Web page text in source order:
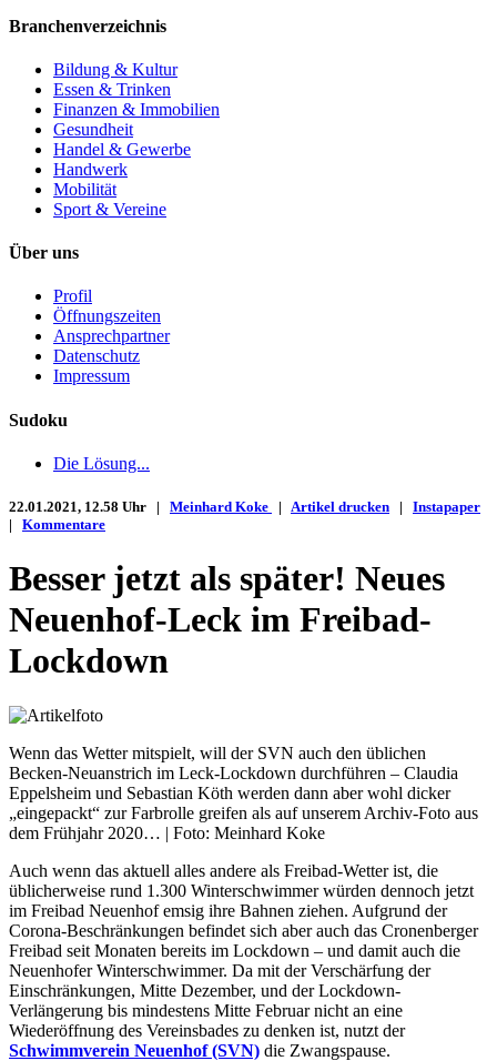
Branchenverzeichnis
Bildung & Kultur
Essen & Trinken
Finanzen & Immobilien
Gesundheit
Handel & Gewerbe
Handwerk
Mobilität
Sport & Vereine
Über uns
Profil
Öffnungszeiten
Ansprechpartner
Datenschutz
Impressum
Sudoku
Die Lösung...
22.01.2021, 12.58 Uhr | Meinhard Koke | Artikel drucken | Instapaper
| Kommentare
Besser jetzt als später! Neues
Neuenhof-Leck im Freibad-
Lockdown
Wenn das Wetter mitspielt, will der SVN auch den üblichen
Becken-Neuanstrich im Leck-Lockdown durchführen – Claudia
Eppelsheim und Sebastian Köth werden dann aber wohl dicker
„eingepackt“ zur Farbrolle greifen als auf unserem Archiv-Foto aus
dem Frühjahr 2020… | Foto: Meinhard Koke
Auch wenn das aktuell alles andere als Freibad-Wetter ist, die
üblicherweise rund 1.300 Winterschwimmer würden dennoch jetzt
im Freibad Neuenhof emsig ihre Bahnen ziehen. Aufgrund der
Corona-Beschränkungen befindet sich aber auch das Cronenberger
Freibad seit Monaten bereits im Lockdown – und damit auch die
Neuenhofer Winterschwimmer. Da mit der Verschärfung der
Einschränkungen, Mitte Dezember, und der Lockdown-
Verlängerung bis mindestens Mitte Februar nicht an eine
Wiederöffnung des Vereinsbades zu denken ist, nutzt der
Schwimmverein Neuenhof (SVN) die Zwangspause.